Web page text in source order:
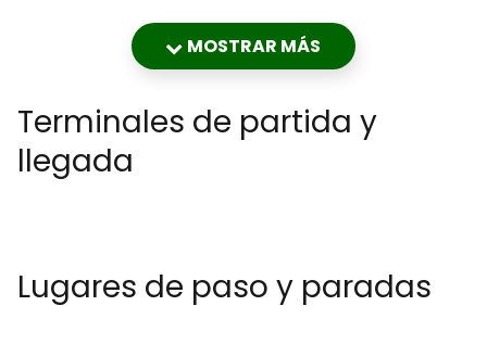
MOSTRAR MÁS
Terminales de partida y
llegada
Lugares de paso y paradas